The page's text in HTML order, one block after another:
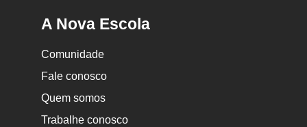
A Nova Escola
Comunidade
Fale conosco
Quem somos
Trabalhe conosco